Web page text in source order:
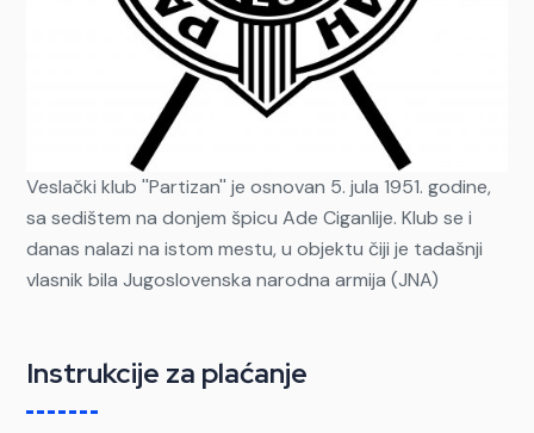
Veslački klub ''Partizan'' je osnovan 5. jula 1951. godine,
sa sedištem na donjem špicu Ade Ciganlije. Klub se i
danas nalazi na istom mestu, u objektu čiji je tadašnji
vlasnik bila Jugoslovenska narodna armija (JNA)
Instrukcije za plaćanje